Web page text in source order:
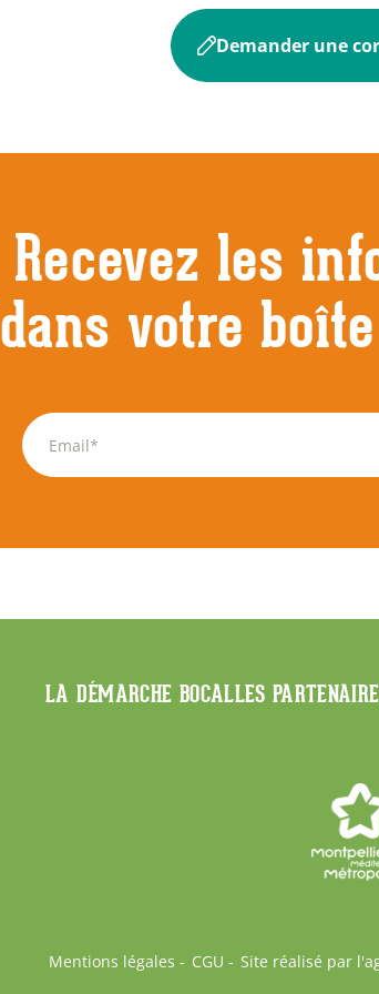
Demander une
Recevez les
dans votre
LA DÉMARCHE BOCALLES
Mentions légales CGU Site réalisé par